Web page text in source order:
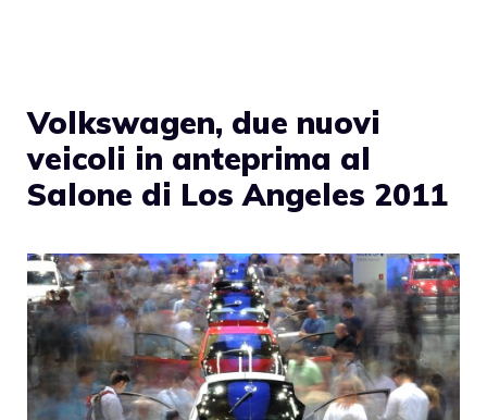
Volkswagen, due nuovi
veicoli in anteprima al
Salone di Los Angeles 2011